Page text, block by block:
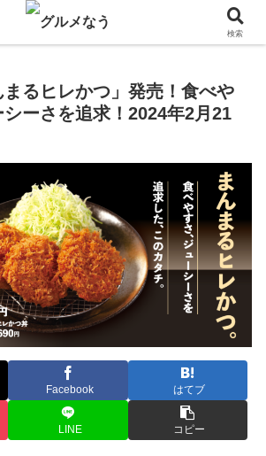
・食品飲料お菓子新発売のグルメニュース。
るヒレかつ」発売！食べや
ーさを追求！2024年2月21
Facebook はてブ
LINE コピー
検索